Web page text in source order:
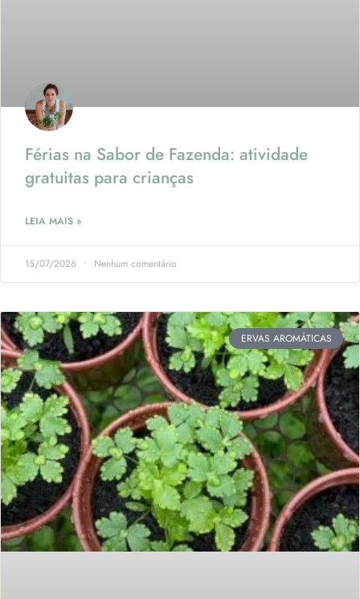
Férias na Sabor de Fazenda: atividade
gratuitas para crianças
LEIA MAIS »
15/07/2026 Nenhum comentário
ERVAS AROMÁTICAS